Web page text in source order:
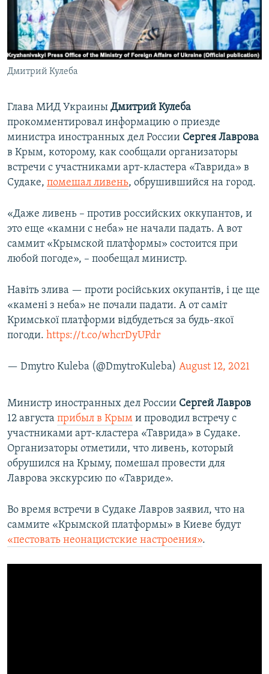
ПОБЕДИТЕЛЕЙ НЕ СУДЯТ?
КРЫМ.НЕПОКОРЕННЫЙ
ELIFBE
УКРАИНСКАЯ ПРОБЛЕМА КРЫМА
ПРИСОЕДИНЯЙТЕСЬ!
Дмитрий Кулеба
Глава МИД Украины Дмитрий Кулеба
прокомментировал информацию о приезде
министра иностранных дел России Сергея Лаврова
в Крым, которому, как сообщали организаторы
встречи с участниками арт-кластера «Таврида» в
Судаке, помешал ливень, обрушившийся на город.
«Даже ливень – против российских оккупантов, и
это еще «камни с неба» не начали падать. А вот
саммит «Крымской платформы» состоится при
любой погоде», – пообещал министр.
Навіть злива — проти російських окупантів, і це ще
«камені з неба» не почали падати. А от саміт
Кримської платформи відбудеться за будь-якої
погоди. https://t.co/whcrDyUPdr
— Dmytro Kuleba (@DmytroKuleba) August 12, 2021
Министр иностранных дел России Сергей Лавров
12 августа прибыл в Крым и проводил встречу с
участниками арт-кластера «Таврида» в Судаке.
Организаторы отметили, что ливень, который
обрушился на Крыму, помешал провести для
Лаврова экскурсию по «Тавриде».
Во время встречи в Судаке Лавров заявил, что на
саммите «Крымской платформы» в Киеве будут
«пестовать неонацистские настроения».